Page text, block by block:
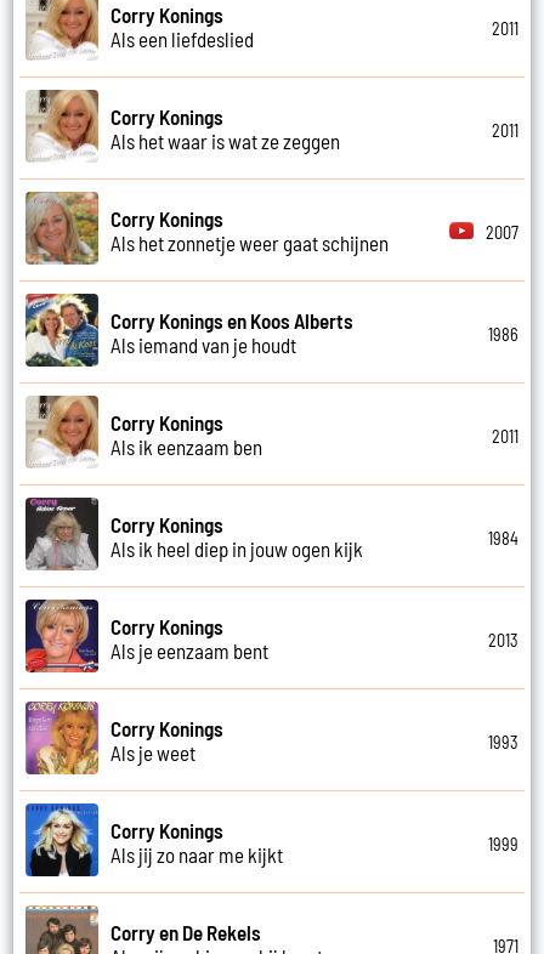
Corry Konings
Als een liefdeslied
2011
Corry Konings
Als het waar is wat ze zeggen
2011
Corry Konings
Als het zonnetje weer gaat schijnen
2007
Corry Konings en Koos Alberts
Als iemand van je houdt
1986
Corry Konings
Als ik eenzaam ben
2011
Corry Konings
Als ik heel diep in jouw ogen kijk
1984
Corry Konings
Als je eenzaam bent
2013
Corry Konings
Als je weet
1993
Corry Konings
Als jij zo naar me kijkt
1999
Corry en De Rekels
1971